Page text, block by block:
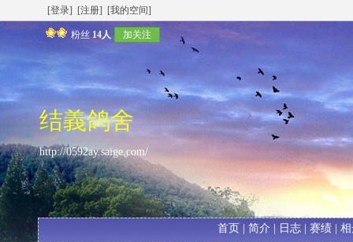
[登录] [注册] [我的空间]
粉丝 14人 加关注
结義鸽舍
http://0592ay.saige.com/
首页 简介 日志| 赛绩|